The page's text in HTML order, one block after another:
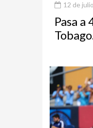
12 de
Pasa